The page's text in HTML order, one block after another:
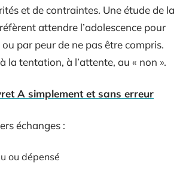
et de contraintes. Une étude de la
attendre l’adolescence pour
par peur de ne pas être compris.
la tentation, à l’attente, au « non ».
A simplement et sans erreur
échanges :
ou dépensé